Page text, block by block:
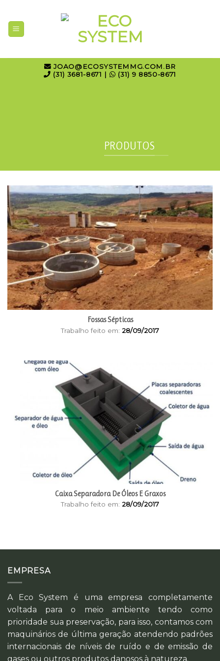
content
JOAO@ECOSYSTEMMG.COM.BR
(31) 3681-8671 |
(31) 9 8850-8671
PRODUTOS
Fossas Sépticas
Trabalho feito em: 28/09/2017
Caixa Separadora De Óleos E Graxos
Trabalho feito em: 28/09/2017
EMPRESA
A Eco System é uma empresa completamente
voltada para o meio ambiente tendo como
prioridade sua preservação, para isso, contamos com
maquinários de última geração atendendo padrões
internacionais de níveis de ruído e de emissão de
gases ou outros produtos danosos à natureza.